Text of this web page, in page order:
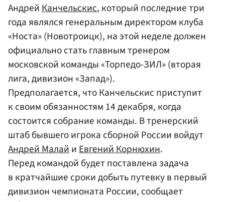
АндрейКанчельскис, который последние три
года являлся генеральным директором клуба
«Носта» (Новотроицк), на этой неделе должен
официально стать главным тренером
московской команды «Торпедо-ЗИЛ» (вторая
лига, дивизион «Запад»).
Предполагается, что Канчельскис приступит
к своим обязанностям 14 декабря, когда
состоится собрание команды. В тренерский
штаб бывшего игрока сборной России войдут
Андрей МалайиЕвгений Корнюхин.
Перед командой будет поставлена задача
в кратчайшие сроки добыть путевку в первый
дивизион чемпионата России, сообщает